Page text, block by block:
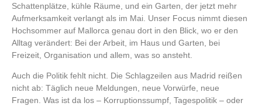
Schattenplätze, kühle Räume, und ein Garten, der jetzt mehr
Aufmerksamkeit verlangt als im Mai. Unser Focus nimmt diesen
Hochsommer auf Mallorca genau dort in den Blick, wo er den
Alltag verändert: Bei der Arbeit, im Haus und Garten, bei
Freizeit, Organisation und allem, was so ansteht.
Auch die Politik fehlt nicht. Die Schlagzeilen aus Madrid reißen
nicht ab: Täglich neue Meldungen, neue Vorwürfe, neue
Fragen. Was ist da los – Korruptionssumpf, Tagespolitik – oder